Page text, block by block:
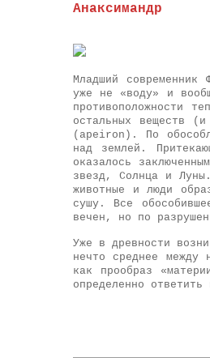
Анаксимандр
Младший современник
уже не «воду» и
противоположности
остальных веществ
(apeiron). По
над землей.
оказалось
звезд, Солнца и
животные и люди
сушу. Все
вечен, но по
Уже в древности
нечто среднее между
как прообраз
определенно